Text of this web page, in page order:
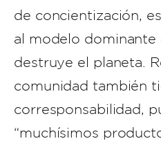
de concientización,
al modelo dominante
destruye el planeta.
comunidad también
corresponsabilidad,
“muchísimos